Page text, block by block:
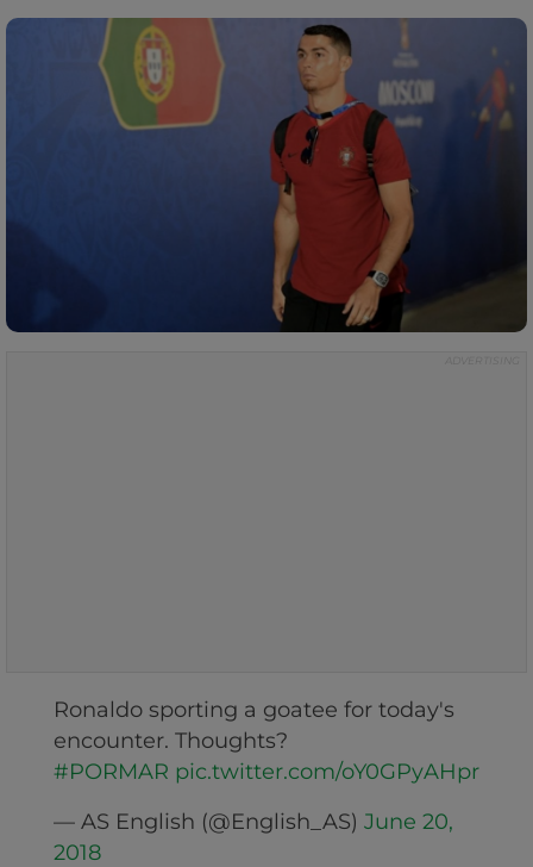
Ronaldo sporting a goatee for today's
encounter. Thoughts?
#PORMAR pic.twitter.com/oY0GPyAHpr
— AS English (@English_AS) June 20,
2018